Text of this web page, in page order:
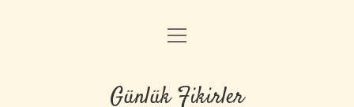
Anasayfa
menüyü
Günlük Fikirler